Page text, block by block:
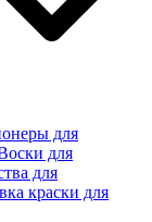
для
для
для
краски для